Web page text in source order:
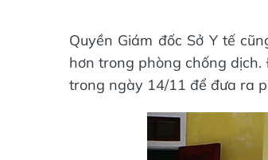
Quyền Giám đốc Sở Y tế
hơn trong phòng chống
trong ngày 14/11 để đưa ra